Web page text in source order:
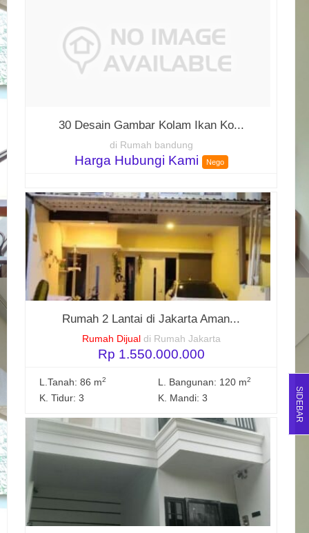
30 Desain Gambar Kolam Ikan Ko...
di Rumah bandung
Harga Hubungi Kami Nego
Rumah 2 Lantai di Jakarta Aman...
Rumah Dijual di Rumah Jakarta
Rp 1.550.000.000
L.Tanah: 86 m2 L. Bangunan: 120 m2
K. Tidur: 3 K. Mandi: 3 SIDEBAR